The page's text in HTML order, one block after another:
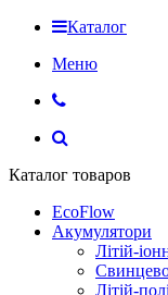
Каталог
Меню
Каталог товаров
EcoFlow
Акумулятори
Літій-
Літій-